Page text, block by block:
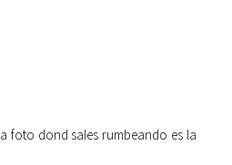
foto dond sales rumbeando es la